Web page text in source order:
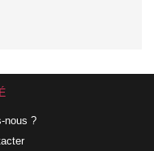
nous ?